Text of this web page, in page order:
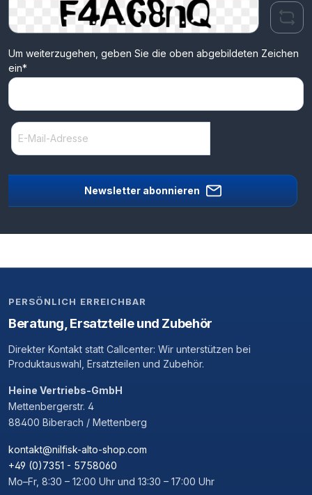
Um weiterzugehen, geben Sie die oben abgebildeten Zeichen
ein*
Newsletter abonnieren
PERSÖNLICH ERREICHBAR
Beratung, Ersatzteile und Zubehör
Direkter Kontakt statt Callcenter: Wir unterstützen bei
Produktauswahl, Ersatzteilen und Zubehör.
Heine Vertriebs-GmbH
Mettenbergerstr. 4
88400 Biberach / Mettenberg
kontakt@nilfisk-alto-shop.com
+49 (0)7351 - 5758060
Mo–Fr, 8:30 – 12:00 Uhr und 13:30 – 17:00 Uhr